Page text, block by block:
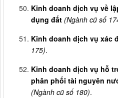
Kinh doanh dịch vụ về
dụng đất (Ngành cũ số
Kinh doanh dịch vụ xác
175).
Kinh doanh dịch vụ hỗ
phân phối tài nguyên
(Ngành cũ số 180).